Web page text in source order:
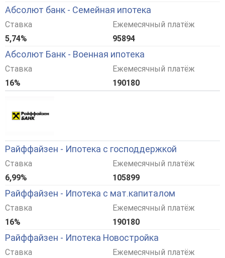
Абсолют банк - Семейная ипотека
Ставка
5,74%
Ежемесячный платёж
95894
Абсолют Банк - Военная ипотека
Ставка
16%
Ежемесячный платёж
190180
Райффайзен - Ипотека с господдержкой
Ставка
6,99%
Ежемесячный платёж
105899
Райффайзен - Ипотека с мат.капиталом
Ставка
16%
Ежемесячный платёж
190180
Райффайзен - Ипотека Новостройка
Ставка
Ежемесячный платёж